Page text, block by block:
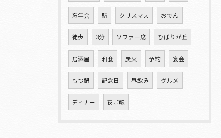
忘年会 駅 クリスマス おでん
徒歩 3分 ソファー席 ひばりが丘
居酒屋 和食 炭火 予約 宴会
もつ鍋 記念日 昼飲み グルメ
ディナー 夜ご飯